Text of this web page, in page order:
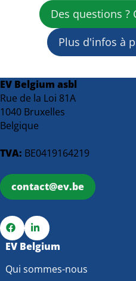
Des questions ?
Plus d'infos à
EV Belgium asbl
Rue de la Loi 81A
1040 Bruxelles
Belgique
TVA: BE0419164219
contact@ev.be
Go
Facebook
Go
LinkedIn
EV Belgium
Qui sommes-nous